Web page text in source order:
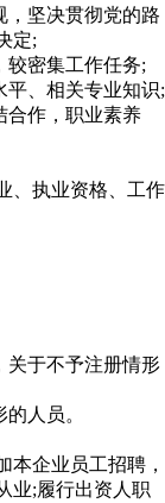
坚决贯彻党的路
定;
密集工作任务;
、相关专业知识;
作，职业素养
执业资格、工作
于不予注册情形
人员。
企业员工招聘，
业;履行出资人职